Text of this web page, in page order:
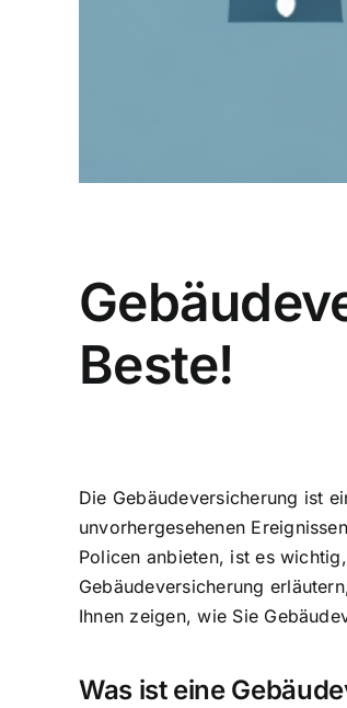
Beste!
Die Gebäudeversicherung ist
unvorhergesehenen
Policen anbieten, ist es
Gebäudeversicherung
Ihnen zeigen, wie Sie
Was ist eine